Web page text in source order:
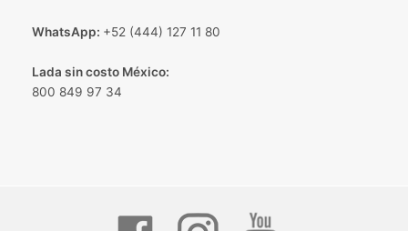
WhatsApp: +52 (444) 127 11 80
Lada sin costo México:
800 849 97 34